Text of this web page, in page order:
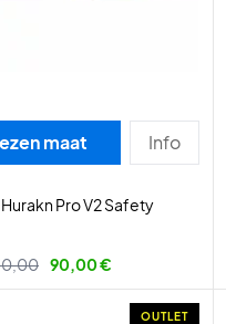
maat Info
Pro V2 Safety
90,00 €
OUTLET